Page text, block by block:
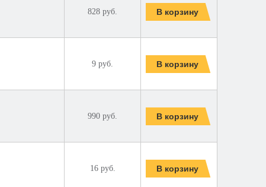
828 руб.
9 руб.
990 руб.
16 руб.